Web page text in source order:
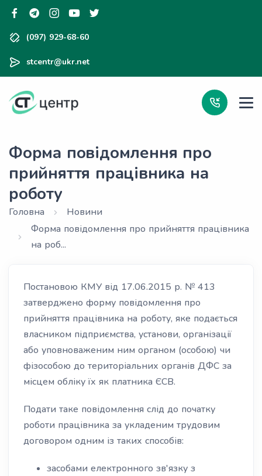
(097) 929-68-60
stcentr@ukr.net
Форма повідомлення про
прийняття працівника на
роботу
Головна
Новини
Форма повідомлення про прийняття працівника
на роб...
Постановою КМУ від 17.06.2015 р. № 413
затверджено форму повідомлення про
прийняття працівника на роботу, яке подається
власником підприємства, установи, організації
або уповноваженим ним органом (особою) чи
фізособою до територіальних органів ДФС за
місцем обліку їх як платника ЄСВ.
Подати таке повідомлення слід до початку
роботи працівника за укладеним трудовим
договором одним із таких способів:
засобами електронного зв'язку з